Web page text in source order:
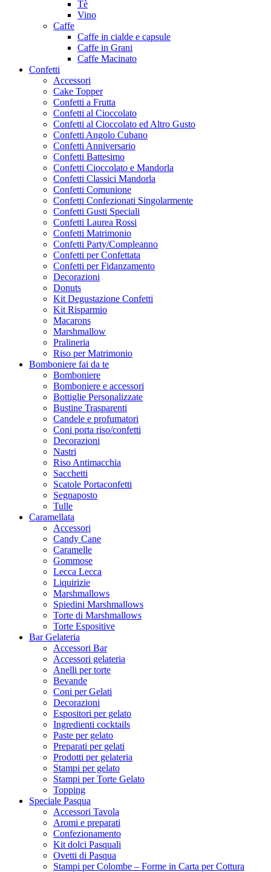
Tè
Vino
Caffe
Caffe in cialde e capsule
Caffe in Grani
Caffe Macinato
Confetti
Accessori
Cake Topper
Confetti a Frutta
Confetti al Cioccolato
Confetti al Cioccolato ed Altro Gusto
Confetti Angolo Cubano
Confetti Anniversario
Confetti Battesimo
Confetti Cioccolato e Mandorla
Confetti Classici Mandorla
Confetti Comunione
Confetti Confezionati Singolarmente
Confetti Gusti Speciali
Confetti Laurea Rossi
Confetti Matrimonio
Confetti Party/Compleanno
Confetti per Confettata
Confetti per Fidanzamento
Decorazioni
Donuts
Kit Degustazione Confetti
Kit Risparmio
Macarons
Marshmallow
Pralineria
Riso per Matrimonio
Bomboniere fai da te
Bomboniere
Bomboniere e accessori
Bottiglie Personalizzate
Bustine Trasparenti
Candele e profumatori
Coni porta riso/confetti
Decorazioni
Nastri
Riso Antimacchia
Sacchetti
Scatole Portaconfetti
Segnaposto
Tulle
Caramellata
Accessori
Candy Cane
Caramelle
Gommose
Lecca Lecca
Liquirizie
Marshmallows
Spiedini Marshmallows
Torte di Marshmallows
Torte Espositive
Bar Gelateria
Accessori Bar
Accessori gelateria
Anelli per torte
Bevande
Coni per Gelati
Decorazioni
Espositori per gelato
Ingredienti cocktails
Paste per gelato
Preparati per gelati
Prodotti per gelateria
Stampi per gelato
Stampi per Torte Gelato
Topping
Speciale Pasqua
Accessori Tavola
Aromi e preparati
Confezionamento
Kit dolci Pasquali
Ovetti di Pasqua
Stampi per Colombe – Forme in Carta per Cottura